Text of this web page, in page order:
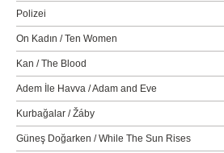
Polizei
On Kadın / Ten Women
Kan / The Blood
Adem İle Havva / Adam and Eve
Kurbağalar / Žáby
Güneş Doğarken / While The Sun Rises